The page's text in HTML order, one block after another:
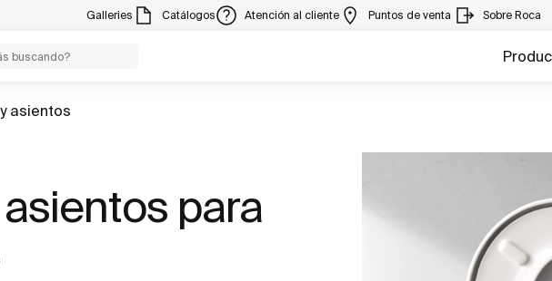
Galleries Catálogos Atención al cliente Puntos de venta Sobre Roca
asientos
para